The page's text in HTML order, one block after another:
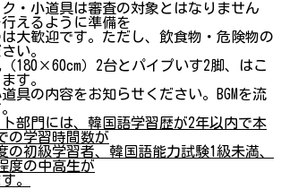
小道具は審査の対象とはなりません
えるように準備を
歓迎です。ただし、飲食物・危険物の
い。
）2台とパイプいす2脚、はこ
す。
内容をお知らせください。BGMを流
部門には、韓国語学習歴が2年以内で本
の学習時間数が
の初級学習者、韓国語能力試験1級未満、
度の中高生が
。